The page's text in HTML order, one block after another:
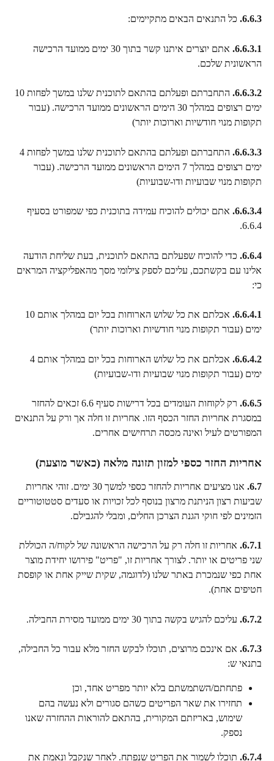
6.6.3. כל התנאים הבאים מתקיימים:
6.6.3.1.
אתם יוצרים איתנו קשר בתוך 30 ימים ממועד הרכישה
הראשונית שלכם.
6.6.3.2.
ימים רצופים במהלך 30 הימים הראשונים ממועד הרכישה. (עבור
תקופות מנוי חודשיות וארוכות יותר)
6.6.3.3.
ימים רצופים במהלך 7 הימים הראשונים ממועד הרכישה. (עבור
תקופות מנוי שבועיות ודו-שבועיות)
6.6.3.4. אתם יכולים להוכיח עמידה בתוכנית כפי שמפורט בסעיף
6.6.4.
6.6.4. כדי להוכיח שפעלתם בהתאם לתוכנית, בעת שליחת הודעה
אלינו עם בקשתכם, עליכם לספק צילומי מסך מהאפליקציה המראים
כי:
6.6.4.1.
ימים (עבור תקופות מנוי חודשיות וארוכות יותר)
6.6.4.2.
ימים (עבור תקופות מנוי שבועיות ודו-שבועיות)
6.6.5.
רק לקוחות העומדים בכל דרישות סעיף 6.6 זכאים להחזר
במסגרת אחריות החזר הכסף הזו. אחריות זו חלה אך ורק על התנאים
המפורטים לעיל ואינה מכסה תרחישים אחרים.
אחריות החזר כספי למזון תזונה מלאה (כאשר מוצעת)
6.7.
אנו מציעים אחריות להחזר כספי למשך 30 ימים. זוהי אחריות
שביעות רצון הניתנת מרצון בנוסף לכל זכויות או סעדים סטטוטוריים
הזמינים לפי חוקי הגנת הצרכן החלים, ומבלי להגבילם.
6.7.1. אחריות זו חלה רק על הרכישה הראשונה של לקוח/ה הכוללת
שני פריטים או יותר. לצורך אחריות זו, "פריט" פירושו יחידת מוצר
אחת כפי שנמכרת באתר שלנו (לדוגמה, שקית שייק אחת או קופסת
חטיפים אחת).
6.7.2. עליכם להגיש בקשה בתוך 30 ימים ממועד מסירת החבילה.
6.7.3. אם אינכם מרוצים, תוכלו לבקש החזר מלא עבור כל החבילה,
בתנאי ש:
פתחתם/השתמשתם בלא יותר מפריט אחד, וכן
תחזירו את שאר הפריטים כשהם סגורים ולא נעשה בהם
שימוש, באריזתם המקורית, בהתאם להוראות ההחזרה שאנו
נספק.
6.7.4. תוכלו לשמור את הפריט שנפתח. לאחר שנקבל ונאמת את